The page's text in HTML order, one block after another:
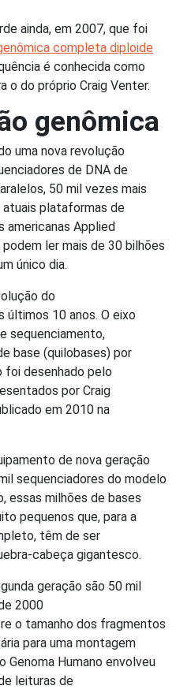
ainda, em 2007, que foi
completa diploide
é conhecida como
o do próprio Craig Venter.
genômica
uma nova revolução
de DNA de
50 mil vezes mais
plataformas de
americanas Applied
ler mais de 30 bilhões
único dia.
do
últimos 10 anos. O eixo
sequenciamento,
base (quilobases) por
foi desenhado pelo
por Craig
em 2010 na
de nova geração
sequenciadores do modelo
essas milhões de bases
pequenos que, para a
têm de ser
cabeça gigantesco.
geração são 50 mil
2000
o tamanho dos fragmentos
para uma montagem
Genoma Humano envolveu
leituras de